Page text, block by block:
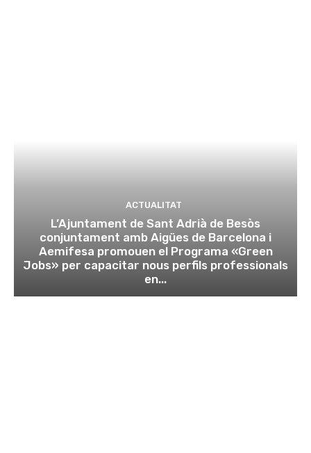
ACTUALITAT
L’Ajuntament de Sant Adrià de Besòs
conjuntament amb Aigües de Barcelona i
Aemifesa promouen el Programa «Green
Jobs» per capacitar nous perfils professionals
en...